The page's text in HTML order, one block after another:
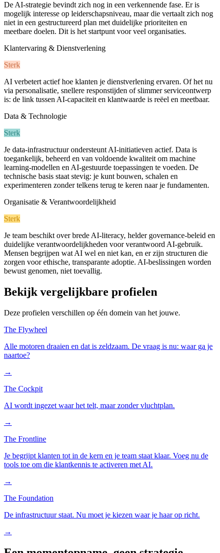
De AI-strategie bevindt zich nog in een verkennende fase. Er is
mogelijk interesse op leiderschapsniveau, maar die vertaalt zich nog
niet in een gestructureerd plan met duidelijke prioriteiten en
meetbare doelen. Dit is het startpunt voor veel organisaties.
Klantervaring & Dienstverlening
Sterk
AI verbetert actief hoe klanten je dienstverlening ervaren. Of het nu
via personalisatie, snellere responstijden of slimmer serviceontwerp
is: de link tussen AI-capaciteit en klantwaarde is reëel en meetbaar.
Data & Technologie
Sterk
Je data-infrastructuur ondersteunt AI-initiatieven actief. Data is
toegankelijk, beheerd en van voldoende kwaliteit om machine
learning-modellen en AI-gestuurde toepassingen te voeden. De
technische basis staat stevig: je kunt bouwen, schalen en
experimenteren zonder telkens terug te keren naar je fundamenten.
Organisatie & Verantwoordelijkheid
Sterk
Je team beschikt over brede AI-literacy, helder governance-beleid en
duidelijke verantwoordelijkheden voor verantwoord AI-gebruik.
Mensen begrijpen wat AI wel en niet kan, en er zijn structuren die
zorgen voor ethische, transparante adoptie. AI-beslissingen worden
bewust genomen, niet toevallig.
Bekijk vergelijkbare profielen
Deze profielen verschillen op één domein van het jouwe.
The Flywheel
Alle motoren draaien en dat is zeldzaam. De vraag is nu: waar ga je
naartoe?
→
The Cockpit
AI wordt ingezet waar het telt, maar zonder vluchtplan.
→
The Frontline
Je begrijpt klanten tot in de kern en je team staat klaar. Voeg nu de
tools toe om die klantkennis te activeren met AI.
→
The Foundation
De infrastructuur staat. Nu moet je kiezen waar je haar op richt.
→